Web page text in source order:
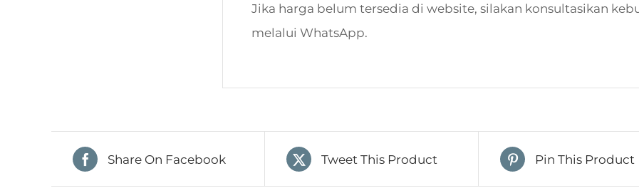
Jika harga belum tersedia di website, silakan konsultasikan
melalui WhatsApp.
Share On Facebook Tweet This Product Pin This Product